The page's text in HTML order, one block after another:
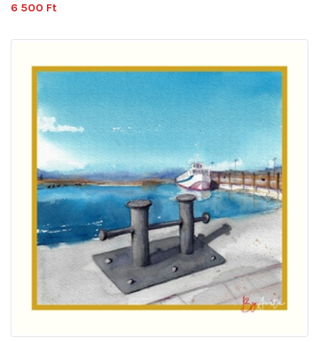
6 500 Ft